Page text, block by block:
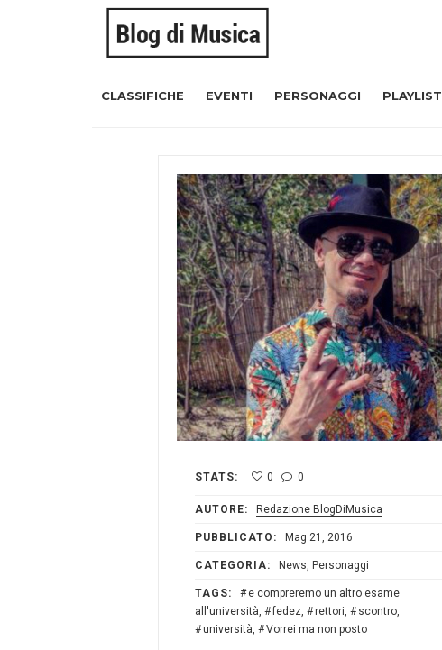
CLASSIFICHE EVENTI PERSONAGGI PLAYLIST
STATS: 0 0
AUTORE: Redazione BlogDiMusica
PUBBLICATO: Mag 21, 2016
CATEGORIA: News, Personaggi
TAGS:
e compreremo un altro esame
all'università, fedez, rettori, scontro,
università, Vorrei ma non posto